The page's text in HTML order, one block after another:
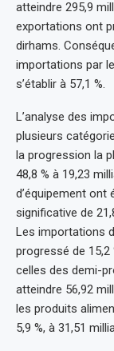
atteindre 295,9
exportations ont
dirhams.
importations par
s’établir à 57,1 %.
L’analyse des
plusieurs
la progression la
48,8 % à 19,23
d’équipement ont
significative de
Les importations
progressé de 15,2
celles des demi-
atteindre 56,92
les produits
5,9 %, à 31,51